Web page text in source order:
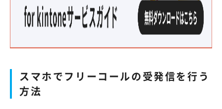
スマホでフリーコールの受発信を行う
方法